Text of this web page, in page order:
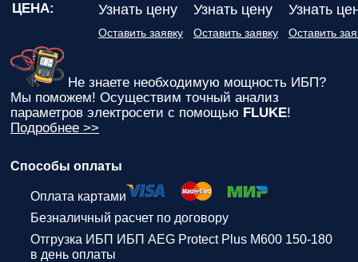
ЦЕНА: Узнать цену Узнать цену Узнать
Оставить заявку Оставить заявку Оставить
Не знаете необходимую мощность ИБП?
Мы поможем! Осуществим точный анализ
параметров электросети с помощью FLUKE!
Подробнее >>
Способы оплаты
Оплата картами
Безналичный расчет по договору
Отгрузка ИБП ИБП AEG Protect Plus M600 150-180
в день оплаты